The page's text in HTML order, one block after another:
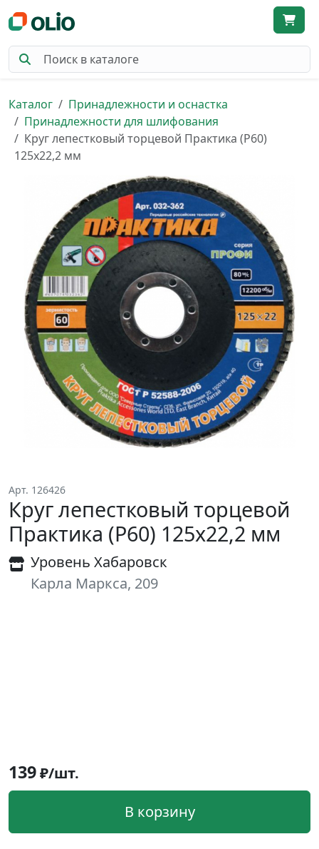
Каталог
Принадлежности и оснастка
Принадлежности для шлифования
Круг лепестковый торцевой Практика (P60)
125x22,2 мм
Арт. 126426
Круг лепестковый торцевой
Практика (P60) 125x22,2 мм
Уровень Хабаровск
Карла Маркса, 209
139₽/шт.
В корзину